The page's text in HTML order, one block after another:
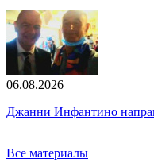
06.08.2026
Джанни Инфантино
Все материалы